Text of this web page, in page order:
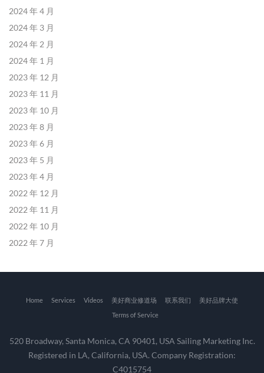
2024 年 4 月
2024 年 3 月
2024 年 2 月
2024 年 1 月
2023 年 12 月
2023 年 11 月
2023 年 10 月
2023 年 8 月
2023 年 6 月
2023 年 5 月
2023 年 4 月
2022 年 12 月
2022 年 11 月
2022 年 10 月
2022 年 7 月
Home Services Videos 美好商业修道场 联系我们
美好品牌大使
Terms of Service
520 Broadway, Santa Monica, CA 90401, USA Sailing Marketing Inc.
Registered in LA, California, USA. Company Registration:
C4015754